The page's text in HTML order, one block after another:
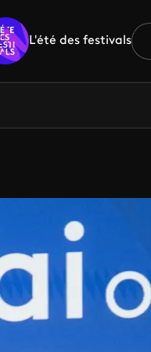
L'été des festivals